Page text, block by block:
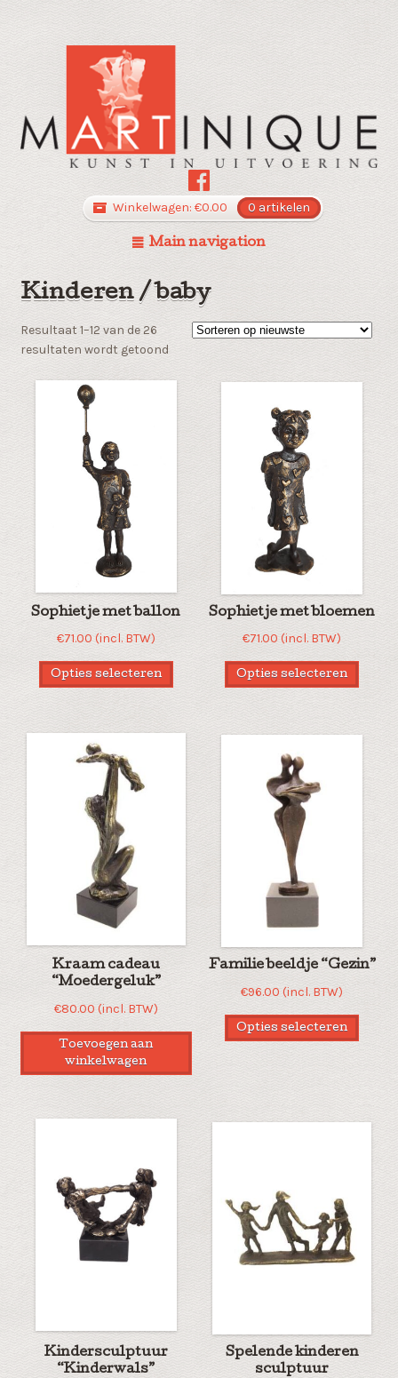
Winkelwagen: €0.00 0 artikelen
Main navigation
Kinderen / baby
Resultaat 1–12 van de 26
resultaten wordt getoondGesorteerd
Sophietje met ballon
€71.00 (incl. BTW)
Opties selecteren
Sophietje met bloemen
€71.00 (incl. BTW)
Opties selecteren
Kraam cadeau
“Moedergeluk”
€80.00 (incl. BTW)
Toevoegen aan
winkelwagen
Familie beeldje “Gezin”
€96.00 (incl. BTW)
Opties selecteren
Kindersculptuur
“Kinderwals”
Spelende kinderen
sculptuur